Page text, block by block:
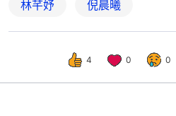
林芊妤 倪晨曦
4 0 0